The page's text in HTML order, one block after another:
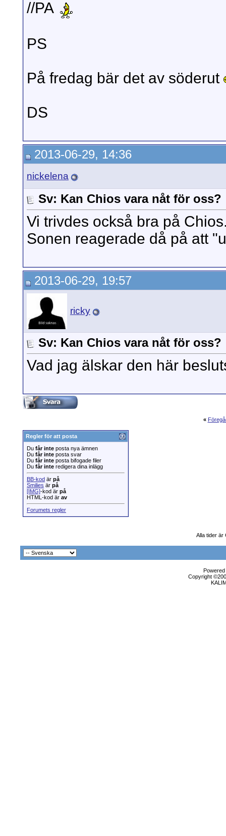
//PA
PS
På fredag bär det av söderut
DS
2013-06-29, 14:36
nickelena
Sv: Kan Chios vara nåt för oss?
Vi trivdes också bra på
Sonen reagerade då på att
2013-06-29, 19:57
ricky
Sv: Kan Chios vara nåt för oss?
Vad jag älskar den här
«
Regler för att posta
Du får inte posta nya ämnen
Du får inte posta svar
Du får inte posta bifogade filer
Du får inte redigera dina inlägg
BB-kod är på
Smilies är på
[IMG]-kod är på
HTML-kod är av
Forumets regler
Alla tider är
Copyright